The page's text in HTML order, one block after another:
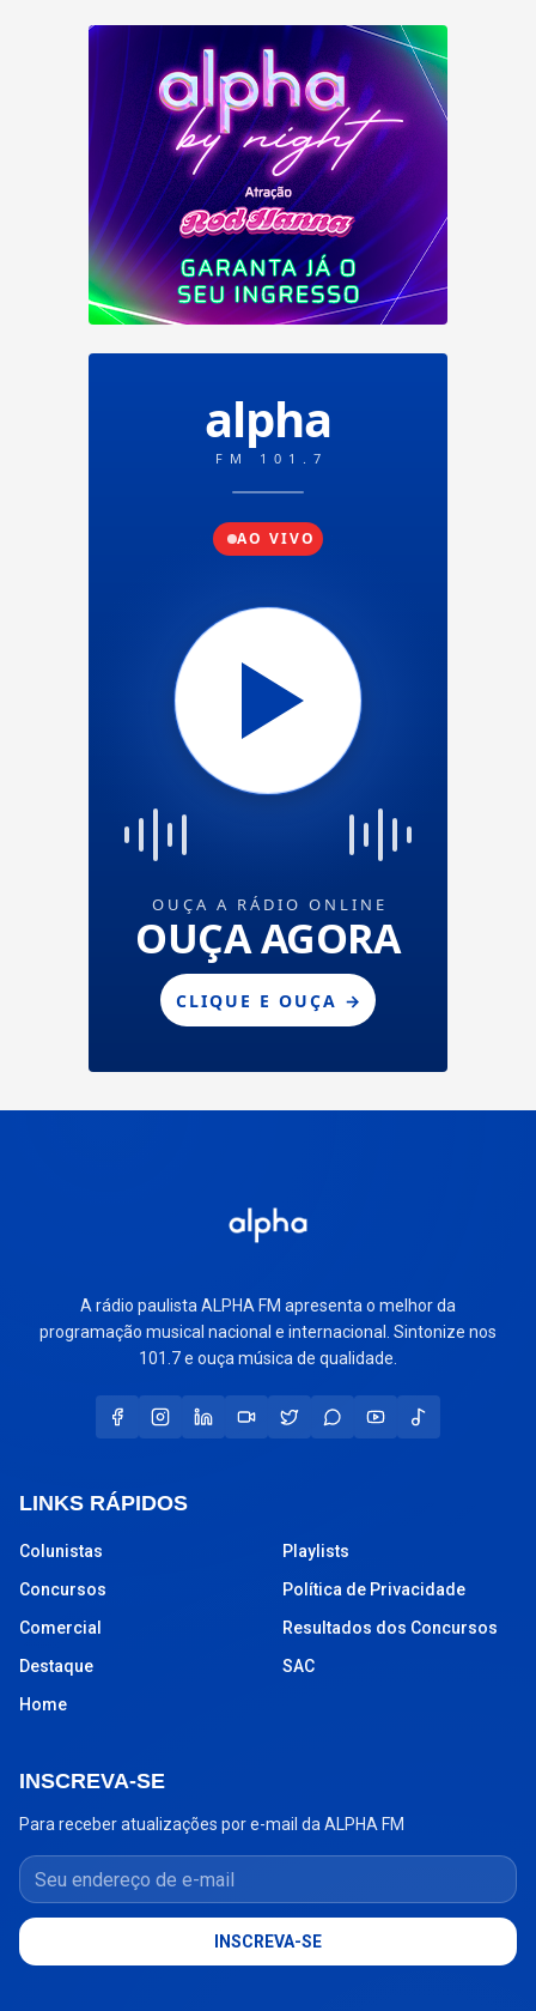
A rádio paulista ALPHA FM apresenta o melhor da
programação musical nacional e internacional. Sintonize nos
101.7 e ouça música de qualidade.
LINKS RÁPIDOS
Colunistas
Concursos
Comercial
Destaque
Home
Playlists
Política de Privacidade
Resultados dos Concursos
SAC
INSCREVA-SE
Para receber atualizações por e-mail da ALPHA FM
Seu endereço de e-mail
INSCREVA-SE